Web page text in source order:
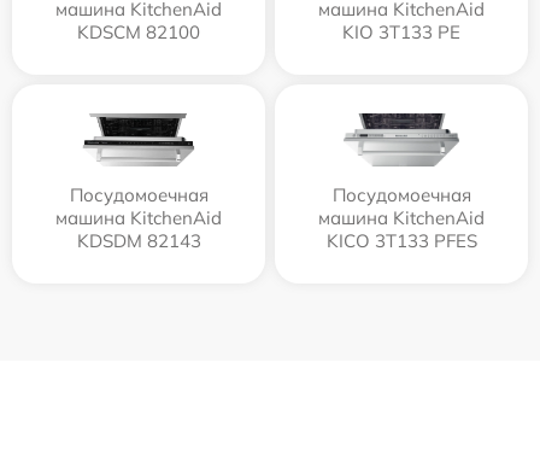
машина KitchenAid
KDSCM 82100
машина KitchenAid
KIO 3T133 PE
Посудомоечная
машина KitchenAid
KDSDM 82143
Посудомоечная
машина KitchenAid
KICO 3T133 PFES